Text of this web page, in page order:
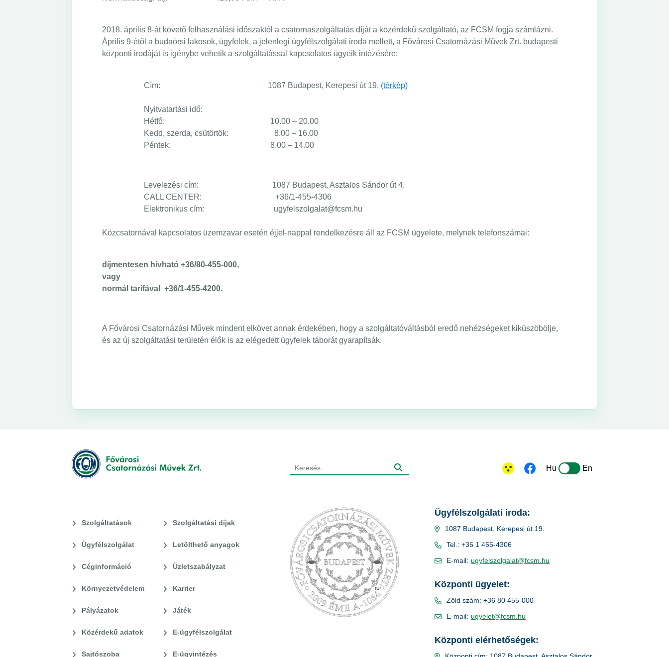
2018. április 8-át követő felhasználási időszaktól a csatornaszolgáltatás díját a közérdekű szolgáltató, az FCSM fogja számlázni.
Április 9-étől a budaörsi lakosok, ügyfelek, a jelenlegi ügyfélszolgálati iroda mellett, a Fővárosi Csatornázási Művek Zrt. budapesti
központi irodáját is igénybe vehetik a szolgáltatással kapcsolatos ügyeik intézésére:
Cím: 1087 Budapest, Kerepesi út 19. (térkép)
Nyitvatartási idő:
Hétfő: 10.00 – 20.00
Kedd, szerda, csütörtök: 8.00 – 16.00
Péntek: 8.00 – 14.00
Levelezési cím: 1087 Budapest, Asztalos Sándor út 4.
CALL CENTER: +36/1-455-4306
Elektronikus cím: ugyfelszolgalat@fcsm.hu
Közcsatornával kapcsolatos üzemzavar esetén éjjel-nappal rendelkezésre áll az FCSM ügyelete, melynek telefonszámai:
díjmentesen hívható +36/80-455-000,
vagy
normál tarifával +36/1-455-4200.
A Fővárosi Csatornázási Művek mindent elkövet annak érdekében, hogy a szolgáltatóváltásból eredő nehézségeket kiküszöbölje,
és az új szolgáltatási területén élők is az elégedett ügyfelek táborát gyarapítsák.
Hu En
Szolgáltatások
Ügyfélszolgálat
Céginformáció
Környezetvédelem
Pályázatok
Közérdekű adatok
Sajtószoba
Szolgáltatási díjak
Letölthető anyagok
Üzletszabályzat
Karrier
Játék
E-ügyfélszolgálat
E-ügyintézés
Ügyfélszolgálati iroda:
1087 Budapest, Kerepesi út 19.
Tel.: +36 1 455-4306
E-mail: ugyfelszolgalat@fcsm.hu
Központi ügyelet:
Zöld szám: +36 80 455-000
E-mail: ugyelet@fcsm.hu
Központi elérhetőségek: